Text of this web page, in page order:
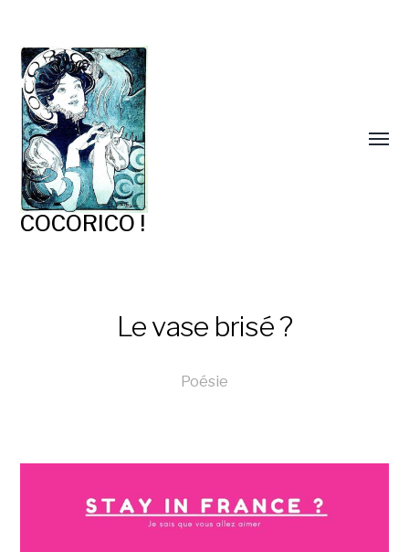
COCORICO !
Le vase brisé ?
Poésie